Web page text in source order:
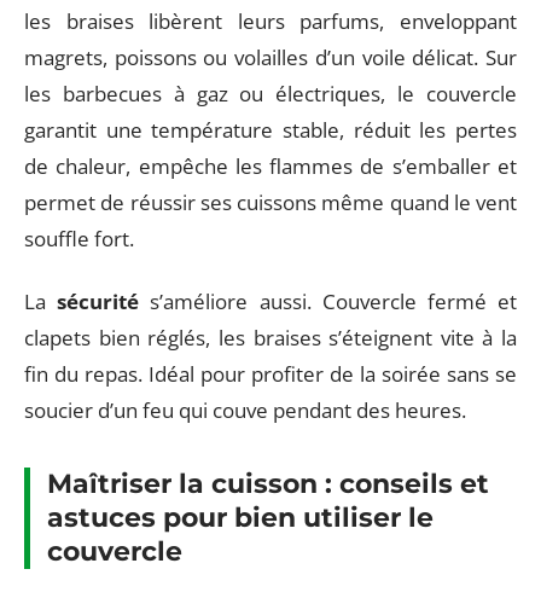
les braises libèrent leurs parfums, enveloppant
magrets, poissons ou volailles d’un voile délicat. Sur
les barbecues à gaz ou électriques, le couvercle
garantit une température stable, réduit les pertes
de chaleur, empêche les flammes de s’emballer et
permet de réussir ses cuissons même quand le vent
souffle fort.
Lasécurité s’améliore aussi. Couvercle fermé et
clapets bien réglés, les braises s’éteignent vite à la
fin du repas. Idéal pour profiter de la soirée sans se
soucier d’un feu qui couve pendant des heures.
Maîtriser la cuisson : conseils et
astuces pour bien utiliser le
couvercle